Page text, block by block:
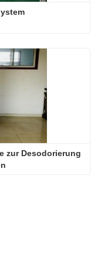
zur Desodorierung